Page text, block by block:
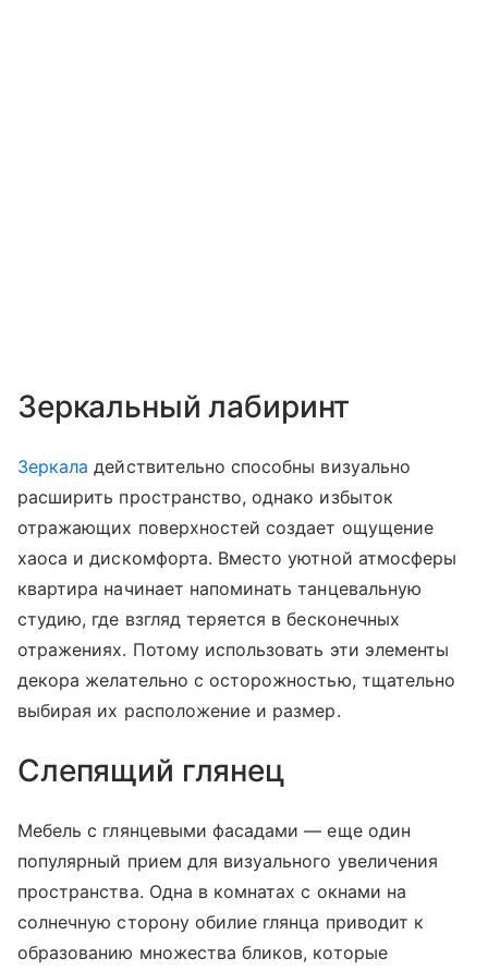
Зеркальный лабиринт
Зеркала действительно способны визуально
расширить пространство, однако избыток
отражающих поверхностей создает ощущение
хаоса и дискомфорта. Вместо уютной атмосферы
квартира начинает напоминать танцевальную
студию, где взгляд теряется в бесконечных
отражениях. Потому использовать эти элементы
декора желательно с осторожностью, тщательно
выбирая их расположение и размер.
Слепящий глянец
Мебель с глянцевыми фасадами — еще один
популярный прием для визуального увеличения
пространства. Одна в комнатах с окнами на
солнечную сторону обилие глянца приводит к
образованию множества бликов, которые